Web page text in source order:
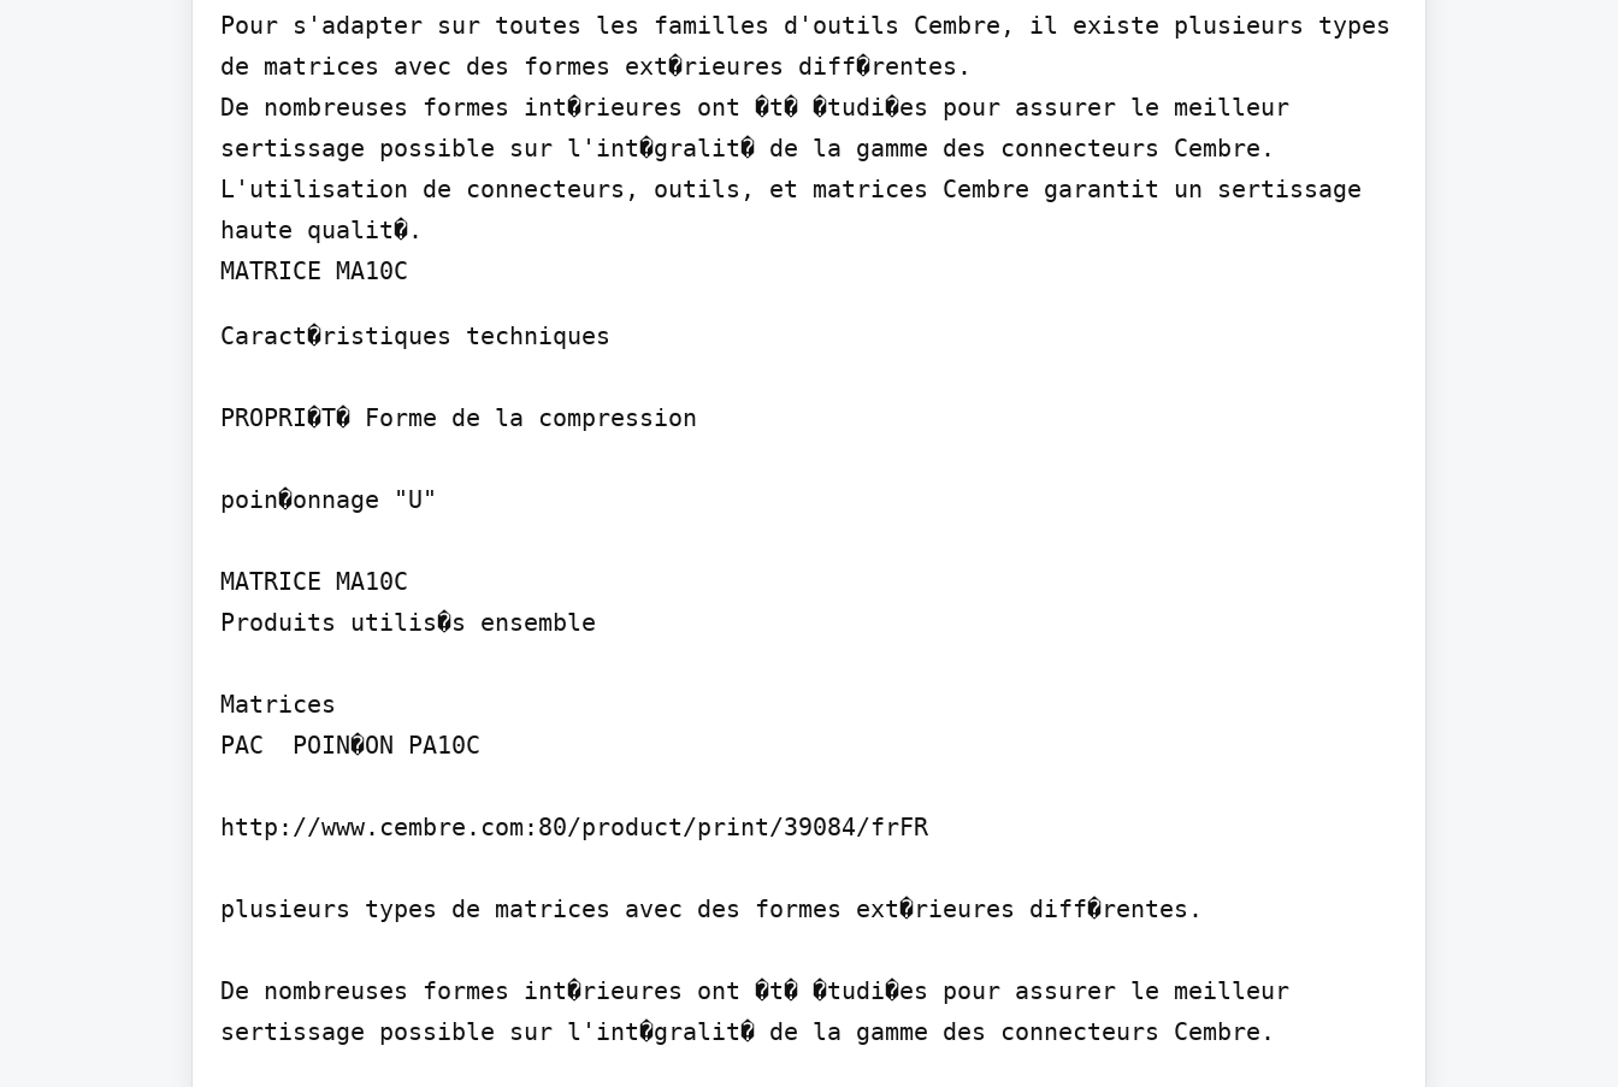
Pour s'adapter sur toutes les familles d'outils Cembre, il existe plusieurs types
de matrices avec des formes ext�rieures diff�rentes.
De nombreuses formes int�rieures ont �t� �tudi�es pour assurer le meilleur
sertissage possible sur l'int�gralit� de la gamme des connecteurs Cembre.
L'utilisation de connecteurs, outils, et matrices Cembre garantit un sertissage
haute qualit�.
MATRICE MA10C
Caract�ristiques techniques
PROPRI�T� Forme de la compression
poin�onnage "U"
MATRICE MA10C
Produits utilis�s ensemble
Matrices
PAC  POIN�ON PA10C
http://www.cembre.com:80/product/print/39084/frFR
plusieurs types de matrices avec des formes ext�rieures diff�rentes.
De nombreuses formes int�rieures ont �t� �tudi�es pour assurer le meilleur
sertissage possible sur l'int�gralit� de la gamme des connecteurs Cembre.